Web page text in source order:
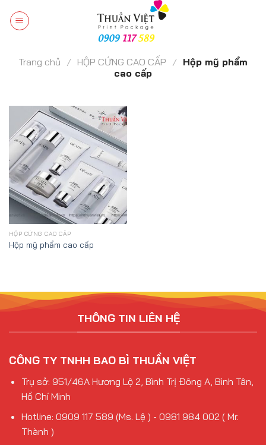
đến
Trang chủ / HỘP CỨNG CAO CẤP / Hộp mỹ phẩm
cao cấp
HỘP CỨNG CAO CẤP
Hộp mỹ phẩm cao cấp
THÔNG TIN LIÊN HỆ
CÔNG TY TNHH BAO BÌ THUẦN VIỆT
Trụ sở: 951/46A Hương Lộ 2, Bình Trị Đông A, Bình Tân,
Hồ Chí Minh
Hotline: 0909 117 589 (Ms. Lệ ) - 0981 984 002 ( Mr.
Thành )